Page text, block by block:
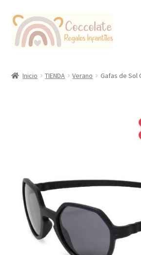
Ir
la
Ir
contenido
Inicio TIENDA Verano Gafas de Sol